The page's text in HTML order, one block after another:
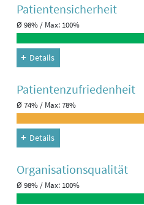
Patienten­sicherheit
Ø 98% / Max: 100%
Details
Patienten­zufriedenheit
Ø 74% / Max: 78%
Details
Organisations­qualität
Ø 98% / Max: 100%